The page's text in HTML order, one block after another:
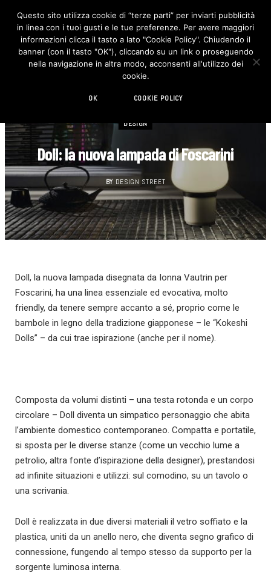
F
c
e
b
o
I
n
s
t
DESIGN
Doll: la nuova lampada di Foscarini
BY DESIGN STREET
Doll, la nuova lampada disegnata da Ionna Vautrin per
Foscarini, ha una linea essenziale ed evocativa, molto
friendly, da tenere sempre accanto a sé, proprio come le
bambole in legno della tradizione giapponese – le “Kokeshi
Dolls” – da cui trae ispirazione (anche per il nome).
Composta da volumi distinti – una testa rotonda e un corpo
circolare – Doll diventa un simpatico personaggio che abita
l’ambiente domestico contemporaneo. Compatta e portatile,
si sposta per le diverse stanze (come un vecchio lume a
petrolio, altra fonte d’ispirazione della designer), prestandosi
ad infinite situazioni e utilizzi: sul comodino, su un tavolo o
una scrivania.
Doll è realizzata in due diversi materiali il vetro soffiato e la
plastica, uniti da un anello nero, che diventa segno grafico di
connessione, fungendo al tempo stesso da supporto per la
sorgente luminosa interna.
Questo sito utilizza cookie di “terze parti” per inviarti pubblicità
in linea con i tuoi gusti e le tue preferenze. Per avere maggiori
informazioni clicca il tasto a lato "Cookie Policy". Chiudendo il
banner (con il tasto "OK"), cliccando su un link o proseguendo
nella navigazione in altra modo, acconsenti all'utilizzo dei
cookie.
OK COOKIE POLICY